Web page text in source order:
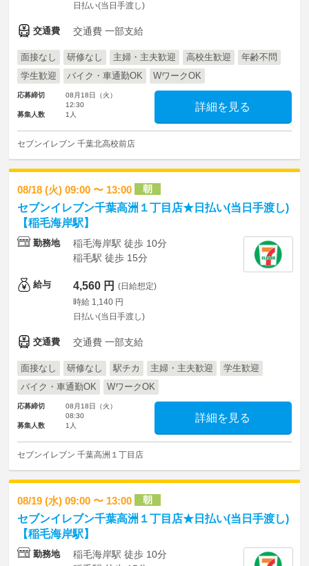
日払い(当日手渡し)
交通費 交通費 一部支給
面接なし 研修なし 主婦・主夫歓迎 高校生歓迎
年齢不問
学生歓迎
バイク・車通勤OK WワークOK
応募締切
08月18日（火）
12:30
募集人数
1人
詳細を見る
セブンイレブン 千葉北高校前店
08/18 (火) 09:00 〜 13:00 朝
セブンイレブン千葉高洲１丁目店★日払い(当日手渡し)
【稲毛海岸駅】
勤務地
稲毛海岸駅 徒歩 10分
稲毛駅 徒歩 15分
給与 4,560 円 (日給想定)
時給 1,140 円
日払い(当日手渡し)
交通費 交通費 一部支給
面接なし 研修なし 駅チカ 主婦・主夫歓迎
学生歓迎
バイク・車通勤OK
WワークOK
応募締切
08月18日（火）
08:30
募集人数
1人
詳細を見る
セブンイレブン 千葉高洲１丁目店
08/19 (水) 09:00 〜 13:00 朝
セブンイレブン千葉高洲１丁目店★日払い(当日手渡し)
【稲毛海岸駅】
勤務地
稲毛海岸駅 徒歩 10分